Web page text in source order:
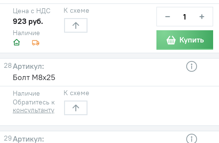
Наличие
Цена с НДС
923 руб.
К схеме − +
Купить
28
Болт М8х25
Наличие
Обратитесь к
консультанту
К схеме
29